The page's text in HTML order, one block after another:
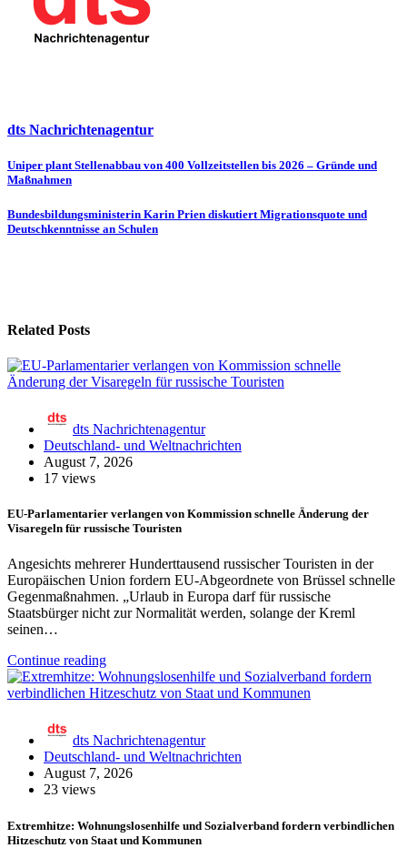
dts Nachrichtenagentur
Beitragsnavigation
Uniper plant Stellenabbau von 400 Vollzeitstellen bis 2026 – Gründe und
Maßnahmen
Bundesbildungsministerin Karin Prien diskutiert Migrationsquote und
Deutschkenntnisse an Schulen
Related Posts
dts Nachrichtenagentur
Deutschland- und Weltnachrichten
August 7, 2026
17 views
EU-Parlamentarier verlangen von Kommission schnelle Änderung der
Visaregeln für russische Touristen
Angesichts mehrerer Hunderttausend russischer Touristen in der
Europäischen Union fordern EU-Abgeordnete von Brüssel schnelle
Gegenmaßnahmen. „Urlaub in Europa darf für russische
Staatsbürger nicht zur Normalität werden, solange der Kreml
seinen…
Continue reading
dts Nachrichtenagentur
Deutschland- und Weltnachrichten
August 7, 2026
23 views
Extremhitze: Wohnungslosenhilfe und Sozialverband fordern verbindlichen
Hitzeschutz von Staat und Kommunen